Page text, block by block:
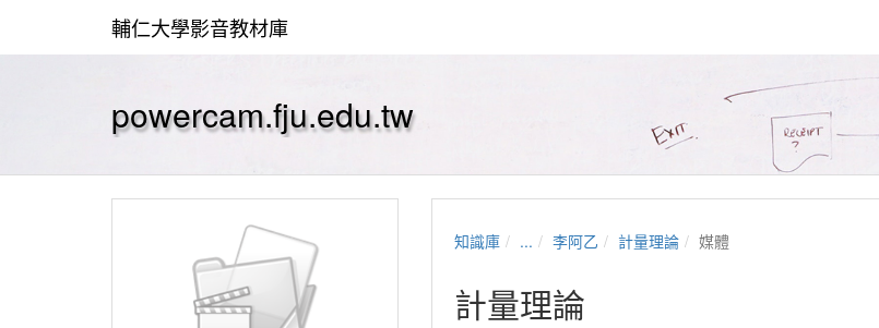
輔仁大學影音教材庫
powercam.fju.edu.tw
知識庫 ... 李阿乙 計量理論 媒體
計量理論